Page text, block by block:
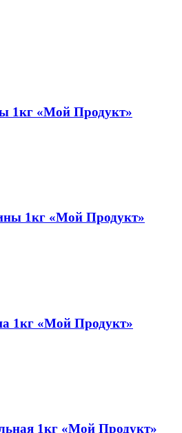
1кг «Мой Продукт»
1кг «Мой Продукт»
1кг «Мой Продукт»
1кг «Мой Продукт»